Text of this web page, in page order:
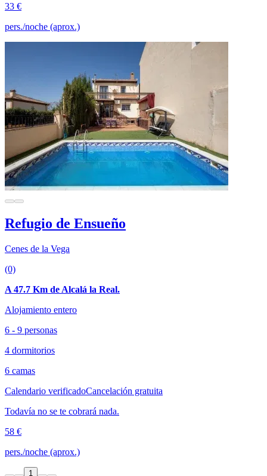
33 €
pers./noche (aprox.)
Refugio de Ensueño
Cenes de la Vega
(0)
A 47.7 Km de Alcalá la Real.
Alojamiento entero
6 - 9 personas
4 dormitorios
6 camas
Calendario verificadoCancelación gratuita
Todavía no se te cobrará nada.
58 €
pers./noche (aprox.)
1